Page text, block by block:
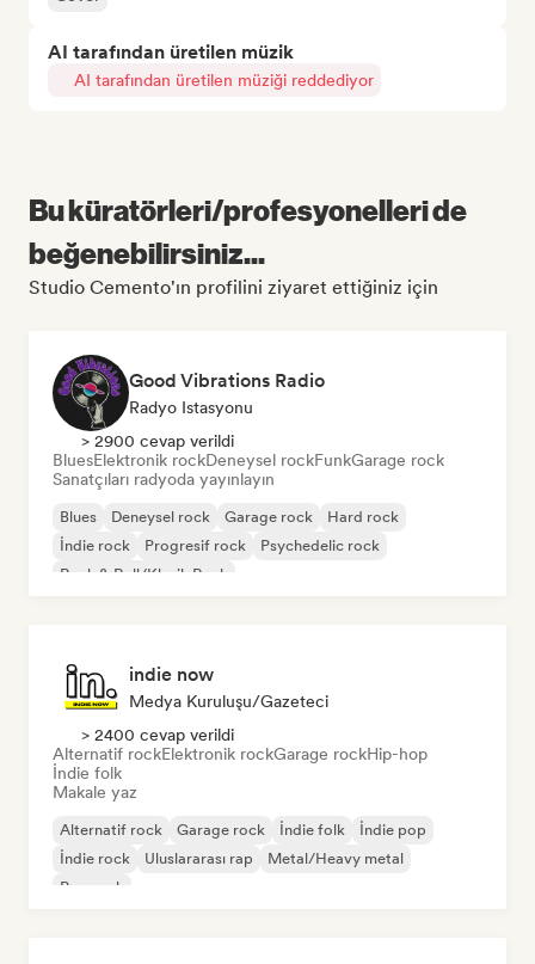
AI tarafından üretilen müzik
AI tarafından üretilen müziği reddediyor
Bu küratörleri/profesyonelleri de
beğenebilirsiniz...
Studio Cemento'ın profilini ziyaret ettiğiniz için
Good Vibrations Radio
Radyo Istasyonu
> 2900 cevap verildi
BluesElektronik rockDeneysel rockFunkGarage rock
Sanatçıları radyoda yayınlayın
Blues Deneysel rock Garage rock
Hard rock
İndie rock
Progresif rock
Psychedelic rock
Rock & Roll/Klasik Rock
indie now
Medya Kuruluşu/Gazeteci
> 2400 cevap verildi
Alternatif rockElektronik rockGarage rockHip-hop
İndie folk
Makale yaz
Alternatif rock Garage rock İndie folk
İndie pop
İndie rock
Uluslararası rap
Metal/Heavy metal
Pop rock